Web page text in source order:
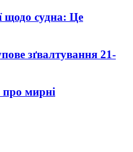
щодо судна: Це
зґвалтування 21-
про мирні